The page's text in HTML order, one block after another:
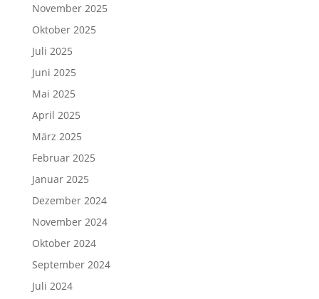
November 2025
Oktober 2025
Juli 2025
Juni 2025
Mai 2025
April 2025
März 2025
Februar 2025
Januar 2025
Dezember 2024
November 2024
Oktober 2024
September 2024
Juli 2024